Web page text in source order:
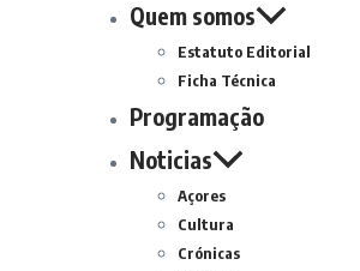
Quem somos
Estatuto Editorial
Ficha Técnica
Programação
Noticias
Açores
Cultura
Crónicas